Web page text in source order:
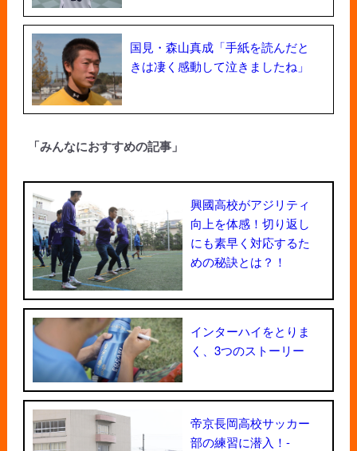
国見・森山真成「手紙を読んだと
きは凄く感動して泣きましたね」
「みんなにおすすめの記事」
興國高校がアジリティ
向上を体感！切り返し
にも素早く対応するた
めの秘訣とは？！
インターハイをとりま
く、3つのストーリー
帝京長岡高校サッカー
部の練習に潜入！-